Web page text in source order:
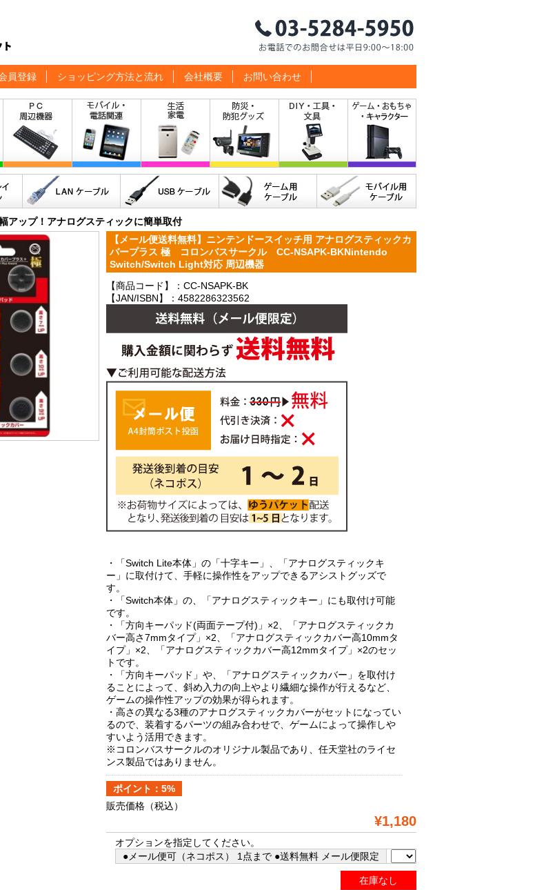
員登録 ショッピング方法と流れ 会社概要 お問い合わせ
アップ！アナログスティックに簡単取付
【メール便送料無料】ニンテンドースイッチ用 アナログスティックカ
バープラス 極 コロンバスサークル CC-NSAPK-BKNintendo
Switch/Switch Light対応 周辺機器
【商品コード】：CC-NSAPK-BK
【JAN/ISBN】：4582286323562
・「Switch Lite本体」の「十字キー」、「アナログスティックキ
ー」に取付けて、手軽に操作性をアップできるアシストグッズで
す。
・「Switch本体」の、「アナログスティックキー」にも取付け可能
です。
・「方向キーパッド(両面テープ付)」×2、「アナログスティックカ
バー高さ7mmタイプ」×2、「アナログスティックカバー高10mmタ
イプ」×2、「アナログスティックカバー高12mmタイプ」×2のセッ
トです。
・「方向キーパッド」や、「アナログスティックカバー」を取付け
ることによって、斜め入力の向上やより繊細な操作が行えるなど、
ゲームの操作性アップの効果が得られます。
・高さの異なる3種のアナログスティックカバーがセットになってい
るので、装着するパーツの組み合わせで、ゲームによって操作しや
すいよう活用できます。
※コロンバスサークルのオリジナル製品であり、任天堂社のライセ
ンス製品ではありません。
ポイント：5%
販売価格 （税込）
¥1,180
オプションを指定してください。
●メール便可（ネコポス） 1点まで ●送料無料 メール便限定
在庫なし